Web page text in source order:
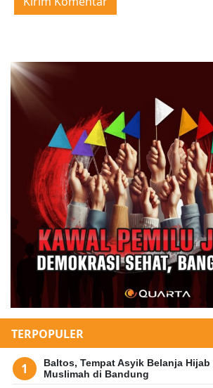
TERPOPULER
Baltos, Tempat Asyik Belanja
Muslimah di Bandung